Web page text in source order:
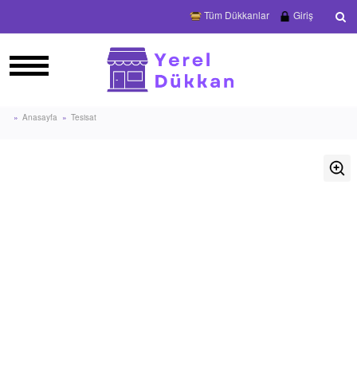
Tüm Dükkanlar Giriş
Anasayfa Tesisat